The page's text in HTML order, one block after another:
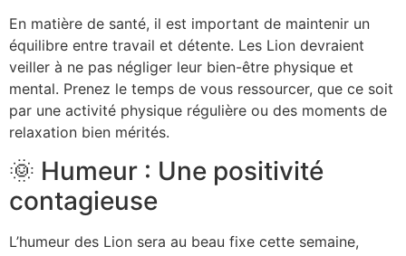
En matière de santé, il est important de maintenir un
équilibre entre travail et détente. Les Lion devraient
veiller à ne pas négliger leur bien-être physique et
mental. Prenez le temps de vous ressourcer, que ce soit
par une activité physique régulière ou des moments de
relaxation bien mérités.
🌞 Humeur : Une positivité
contagieuse
L’humeur des Lion sera au beau fixe cette semaine,